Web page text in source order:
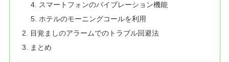
スマートフォンのバイブレーション機能
ホテルのモーニングコールを利用
目覚ましのアラームでのトラブル回避法
まとめ